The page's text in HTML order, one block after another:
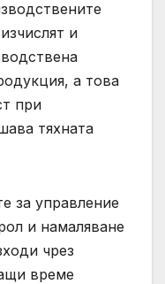
и
а това
при
тяхната
за управление
и намаляване
чрез
време